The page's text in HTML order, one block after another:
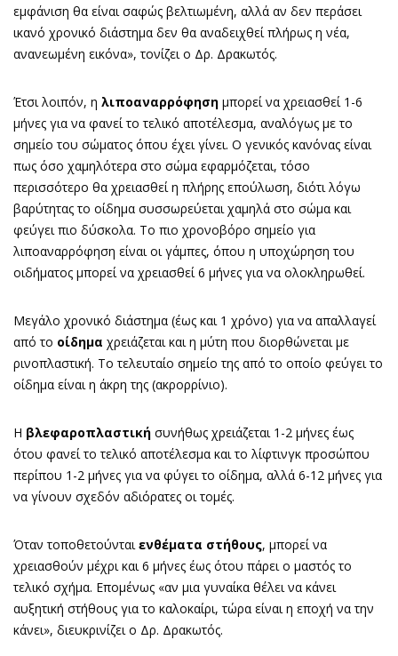
εμφάνιση θα είναι σαφώς βελτιωμένη, αλλά αν δεν περάσει
ικανό χρονικό διάστημα δεν θα αναδειχθεί πλήρως η νέα,
ανανεωμένη εικόνα», τονίζει ο Δρ. Δρακωτός.
Έτσι λοιπόν, η λιποαναρρόφηση μπορεί να χρειασθεί 1-6
μήνες για να φανεί το τελικό αποτέλεσμα, αναλόγως με το
σημείο του σώματος όπου έχει γίνει. Ο γενικός κανόνας είναι
πως όσο χαμηλότερα στο σώμα εφαρμόζεται, τόσο
περισσότερο θα χρειασθεί η πλήρης επούλωση, διότι λόγω
βαρύτητας το οίδημα συσσωρεύεται χαμηλά στο σώμα και
φεύγει πιο δύσκολα. Το πιο χρονοβόρο σημείο για
λιποαναρρόφηση είναι οι γάμπες, όπου η υποχώρηση του
οιδήματος μπορεί να χρειασθεί 6 μήνες για να ολοκληρωθεί.
Μεγάλο χρονικό διάστημα (έως και 1 χρόνο) για να απαλλαγεί
από το οίδημα χρειάζεται και η μύτη που διορθώνεται με
ρινοπλαστική. Το τελευταίο σημείο της από το οποίο φεύγει το
οίδημα είναι η άκρη της (ακρορρίνιο).
Η βλεφαροπλαστική συνήθως χρειάζεται 1-2 μήνες έως
ότου φανεί το τελικό αποτέλεσμα και το λίφτινγκ προσώπου
περίπου 1-2 μήνες για να φύγει το οίδημα, αλλά 6-12 μήνες για
να γίνουν σχεδόν αδιόρατες οι τομές.
Όταν τοποθετούνταιενθέματα στήθους, μπορεί να
χρειασθούν μέχρι και 6 μήνες έως ότου πάρει ο μαστός το
τελικό σχήμα. Επομένως «αν μια γυναίκα θέλει να κάνει
αυξητική στήθους για το καλοκαίρι, τώρα είναι η εποχή να την
κάνει», διευκρινίζει ο Δρ. Δρακωτός.